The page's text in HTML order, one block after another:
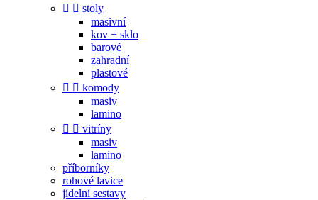
  stoly
masivní
kov + sklo
barové
zahradní
plastové
  komody
masiv
lamino
  vitríny
masiv
lamino
příborníky
rohové lavice
jídelní sestavy